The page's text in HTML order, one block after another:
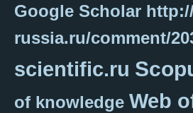
Google Scholar
russia.ru/comment/
scientific.ru
of knowledge Web